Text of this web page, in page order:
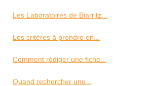
Les Laboratoires de Biarritz...
Les critères à prendre en...
Comment rédiger une fiche...
Quand rechercher une...